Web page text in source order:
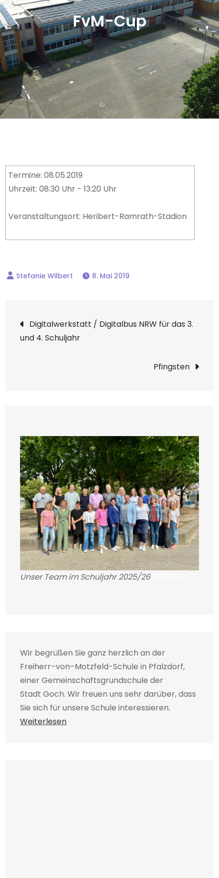
FvM-Cup
Termine: 08.05.2019
Uhrzeit: 08:30 Uhr - 13:20 Uhr
Veranstaltungsort: Heribert-Ramrath-Stadion
8. Mai 2019
Beitragsnavigation
Digitalwerkstatt / Digitalbus NRW für das 3.
und 4. Schuljahr
Pfingsten
Unser Team im Schuljahr 2025/262025/26
Wir begrüßen Sie ganz herzlich an der
Freiherr–von–Motzfeld-Schule in Pfalzdorf,
einer Gemeinschaftsgrundschule der
Stadt Goch. Wir freuen uns sehr darüber, dass
Sie sich für unsere Schule interessieren.
Weiterlesen